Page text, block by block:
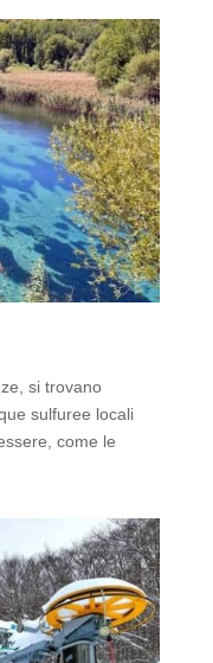
si trovano
sulfuree locali
come le